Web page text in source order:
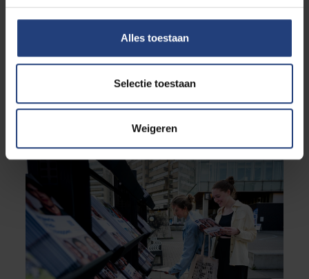
Alles toestaan
Selectie toestaan
Weigeren
“Een kot vinden mag geen strijd zijn”
Nieuw diensthoofd Britt Vandesonneville wil
studentenhuisvesting toegankelijker maken